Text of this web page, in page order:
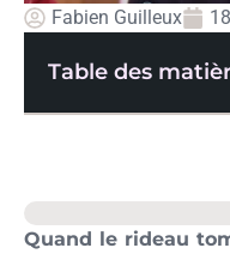
Fabien Guilleux
Table des
Quand le rideau